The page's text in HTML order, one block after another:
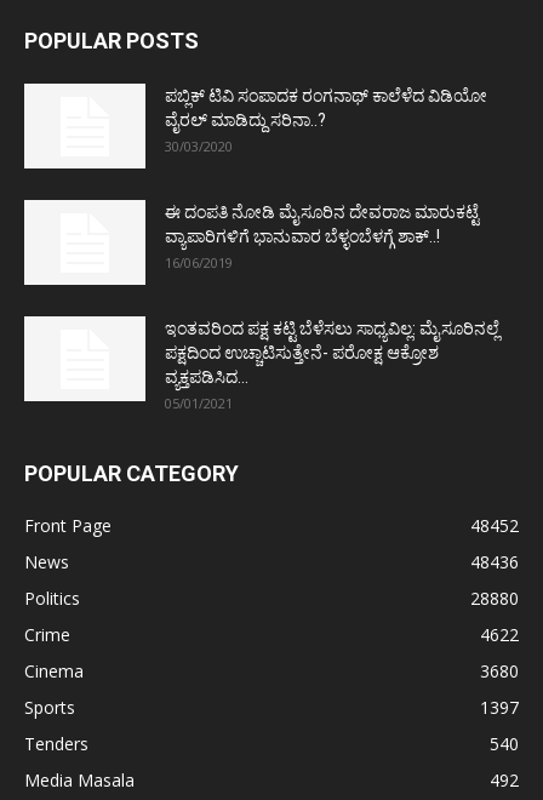
POPULAR POSTS
ಪಬ್ಲಿಕ್ ಟಿವಿ ಸಂಪಾದಕ ರಂಗನಾಥ್ ಕಾಲೆಳೆದ ವಿಡಿಯೋ
ವೈರಲ್ ಮಾಡಿದ್ದು ಸರಿನಾ..?
30/03/2020
ಈ ದಂಪತಿ ನೋಡಿ ಮೈಸೂರಿನ ದೇವರಾಜ ಮಾರುಕಟ್ಟೆ
ವ್ಯಾಪಾರಿಗಳಿಗೆ ಭಾನುವಾರ ಬೆಳ್ಳಂಬೆಳಗ್ಗೆ ಶಾಕ್..!
16/06/2019
ಇಂತವರಿಂದ ಪಕ್ಷ ಕಟ್ಟಿ ಬೆಳೆಸಲು ಸಾಧ್ಯವಿಲ್ಲ: ಮೈಸೂರಿನಲ್ಲೆ
ಪಕ್ಷದಿಂದ ಉಚ್ಚಾಟಿಸುತ್ತೇನೆ- ಪರೋಕ್ಷ ಆಕ್ರೋಶ
ವ್ಯಕ್ತಪಡಿಸಿದ...
05/01/2021
POPULAR CATEGORY
Front Page
48452
News
48436
Politics
28880
Crime
4622
Cinema
3680
Sports
1397
Tenders
540
Media Masala
492